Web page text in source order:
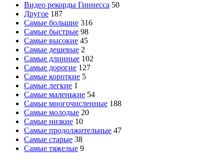
Видео рекорды Гиннесса 50
Другое 187
Самые большие 316
Самые быстрые 98
Самые высокие 45
Самые дешевые 2
Самые длинные 102
Самые дорогие 127
Самые короткие 5
Самые легкие 1
Самые маленькие 54
Самые многочисленные 188
Самые молодые 20
Самые низкие 10
Самые продолжительные 47
Самые старые 38
Самые тяжелые 9